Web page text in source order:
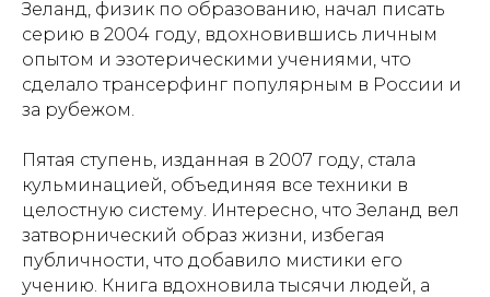
Зеланд, физик по образованию, начал писать
серию в 2004 году, вдохновившись личным
опытом и эзотерическими учениями, что
сделало трансерфинг популярным в России и
за рубежом.
Пятая ступень, изданная в 2007 году, стала
кульминацией, объединяя все техники в
целостную систему. Интересно, что Зеланд вел
затворнический образ жизни, избегая
публичности, что добавило мистики его
учению. Книга вдохновила тысячи людей, а